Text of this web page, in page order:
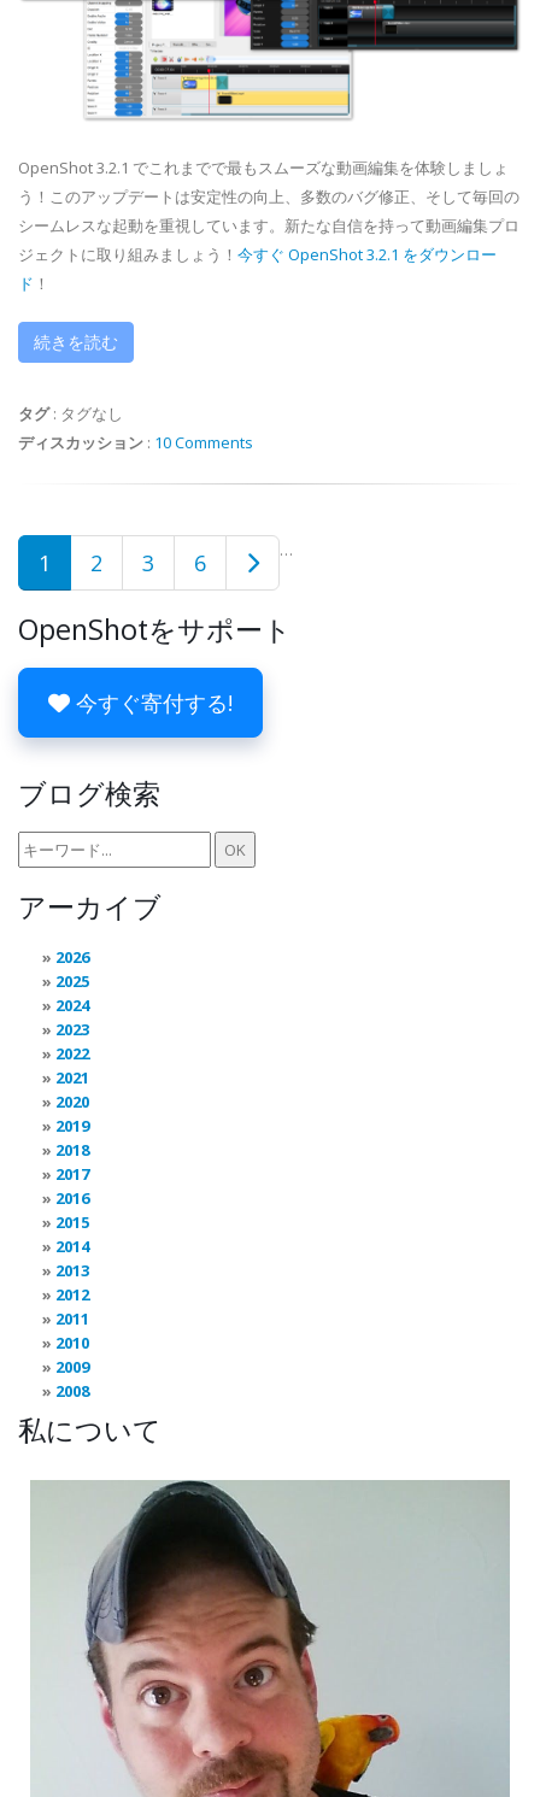
OpenShot 3.2.1 でこれまでで最もスムーズな動画編集を体験しましょ
う！このアップデートは安定性の向上、多数のバグ修正、そして毎回の
シームレスな起動を重視しています。新たな自信を持って動画編集プロ
ジェクトに取り組みましょう！ 今すぐ OpenShot 3.2.1 をダウンロー
ド ！
続きを読む
タグ: タグなし
ディスカッション : 10 Comments
1 2 3 …
6
OpenShotをサポート
今すぐ寄付する!
ブログ検索
アーカイブ
2026
2025
2024
2023
2022
2021
2020
2019
2018
2017
2016
2015
2014
2013
2012
2011
2010
2009
2008
私について